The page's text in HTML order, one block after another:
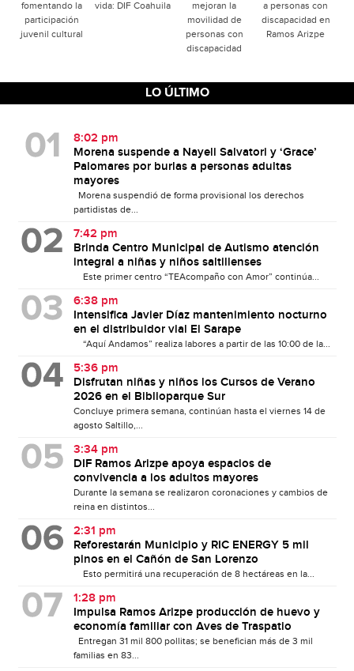
fomentando la
participación
juvenil cultural
vida: DIF Coahuila
mejoran la
movilidad de
personas con
discapacidad
a personas con
discapacidad en
Ramos Arizpe
LO ÚLTIMO
8:02 pm
Morena suspende a Nayeli Salvatori y ‘Grace’
Palomares por burlas a personas adultas
mayores
Morena suspendió de forma provisional los derechos
partidistas de...
7:42 pm
Brinda Centro Municipal de Autismo atención
integral a niñas y niños saltillenses
Este primer centro “TEAcompaño con Amor” continúa...
6:38 pm
Intensifica Javier Díaz mantenimiento nocturno
en el distribuidor vial El Sarape
“Aquí Andamos” realiza labores a partir de las 10:00 de la...
5:36 pm
Disfrutan niñas y niños los Cursos de Verano
2026 en el Biblioparque Sur
Concluye primera semana, continúan hasta el viernes 14 de
agosto Saltillo,...
3:34 pm
DIF Ramos Arizpe apoya espacios de
convivencia a los adultos mayores
Durante la semana se realizaron coronaciones y cambios de
reina en distintos...
2:31 pm
Reforestarán Municipio y RIC ENERGY 5 mil
pinos en el Cañón de San Lorenzo
Esto permitirá una recuperación de 8 hectáreas en la...
1:28 pm
Impulsa Ramos Arizpe producción de huevo y
economía familiar con Aves de Traspatio
Entregan 31 mil 800 pollitas; se benefician más de 3 mil
familias en 83...